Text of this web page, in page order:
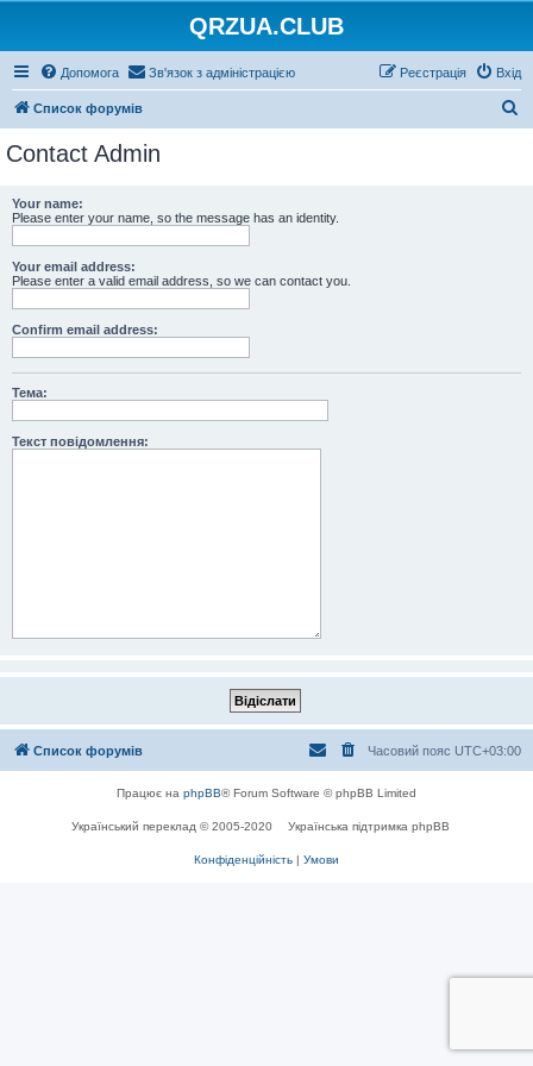
QRZUA.CLUB
Допомога Зв'язок з адміністрацією Вхід
Реєстрація
Список форумів
Contact Admin
Your name:
Please enter your name, so the message has an identity.
Your email address:
Please enter a valid email address, so we can contact you.
Confirm email address:
Тема:
Текст повідомлення:
Список форумів Часовий пояс UTC+03:00
Працює на phpBB® Forum Software © phpBB Limited
Український переклад © 2005-2020 Українська підтримка phpBB
Конфіденційність | Умови